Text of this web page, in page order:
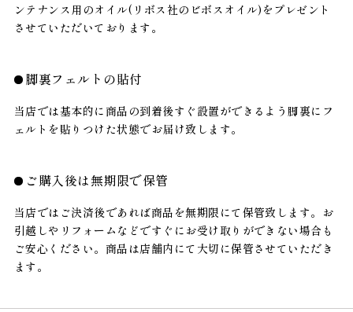
ンテナンス用のオイル(リボス社のビボスオイル)をプレゼント
させていただいております。
脚裏フェルトの貼付
当店では基本的に商品の到着後すぐ設置ができるよう脚裏にフ
ェルトを貼りつけた状態でお届け致します。
ご購入後は無期限で保管
当店ではご決済後であれば商品を無期限にて保管致します。お
引越しやリフォームなどですぐにお受け取りができない場合も
ご安心ください。商品は店舗内にて大切に保管させていただき
ます。